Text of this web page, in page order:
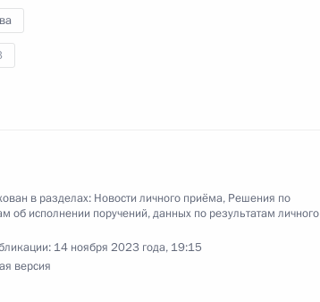
управления Федеральной службы
и атомному надзору Алексеем Курбатовым
Федерации по приёму граждан в Москве
в разделах: Новости личного приёма, Решения по
об исполнении поручений, данных по результатам личного
14 ноября 2023 года, 19:15
версия